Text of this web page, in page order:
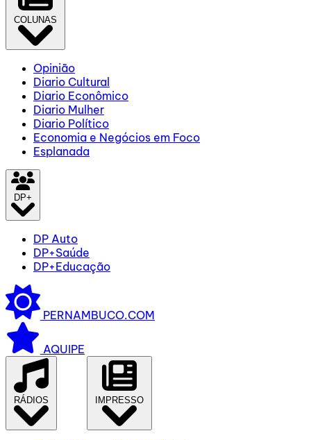
COLUNAS
Opinião
Diario Cultural
Diario Econômico
Diario Mulher
Diario Político
Economia e Negócios em Foco
Esplanada
DP+
DP Auto
DP+Saúde
DP+Educação
PERNAMBUCO.COM
AQUIPE
RÁDIOS IMPRESSO